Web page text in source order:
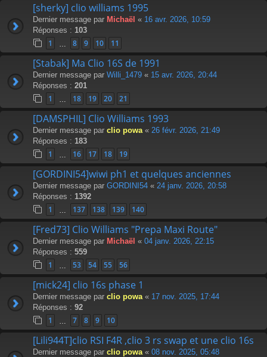
[sherky] clio williams 1995
Dernier message par Michaël « 16 avr. 2026, 10:59
Réponses : 103
1 8 9 10 11
[Stabak] Ma Clio 16S de 1991
Dernier message par Willi_1479 « 15 avr. 2026, 20:44
Réponses : 201
1 18 19 20 21
[DAMSPHIL] Clio Williams 1993
Dernier message par clio powa « 26 févr. 2026, 21:49
Réponses : 183
1 16 17 18 19
[GORDINI54]wiwi ph1 et quelques anciennes
Dernier message par GORDINI54 « 24 janv. 2026, 20:58
Réponses : 1392
1 137 138 139 140
[Fred73] Clio Williams "Prepa Maxi Route"
Dernier message par Michaël « 04 janv. 2026, 22:15
Réponses : 559
1 53 54 55 56
[mick24] clio 16s phase 1
Dernier message par clio powa « 17 nov. 2025, 17:44
Réponses : 92
1 7 8 9 10
[Lili944T]clio RSI F4R ,clio 3 rs swap et une clio 16s
Dernier message par clio powa « 08 nov. 2025, 05:48